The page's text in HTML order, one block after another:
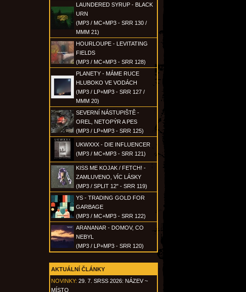
LAUNDERED SYRUP - BLACK
URN
(MP3 / MC+MP3 - SRR 130 /
MMM 21)
HOURLOUPE - LEVITATING
FIELDS
(MP3 / MC+MP3 - SRR 128)
PLANETY - MÁME RUCE
HLUBOKO VE VODÁCH
(MP3 / LP+MP3 - SRR 127 /
MMM 20)
SEVERNÍ NÁSTUPIŠTĚ -
OREL, NETOPÝR A PES
(MP3 / LP+MP3 - SRR 125)
UKWXXX - DIE INFLUENCER
(MP3 / MC+MP3 - SRR 121)
KISS ME KOJAK / FETCH! -
ZAMLUVENO, VÍC LÁSKY
(MP3 / SPLIT 12" - SRR 119)
YS - TRADING GOLD FOR
GARBAGE
(MP3 / MC+MP3 - SRR 122)
ARANANAR - DOMOV, CO
NEBYL
(MP3 / LP+MP3 - SRR 120)
AKTUÁLNÍ ČLÁNKY
NOVINKY: 29. 7. SRSS 2026: NÁZEV ~
MÍSTO